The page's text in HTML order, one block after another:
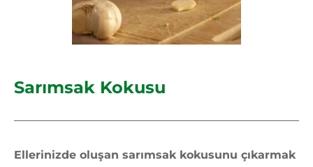
Sarımsak Kokusu
Ellerinizde oluşan sarımsak kokusunu çıkarmak